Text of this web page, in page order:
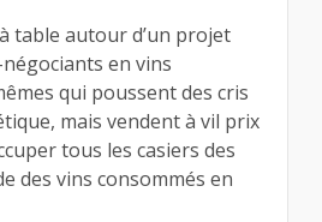
table autour d’un projet
en vins
qui poussent des cris
mais vendent à vil prix
tous les casiers des
des vins consommés en